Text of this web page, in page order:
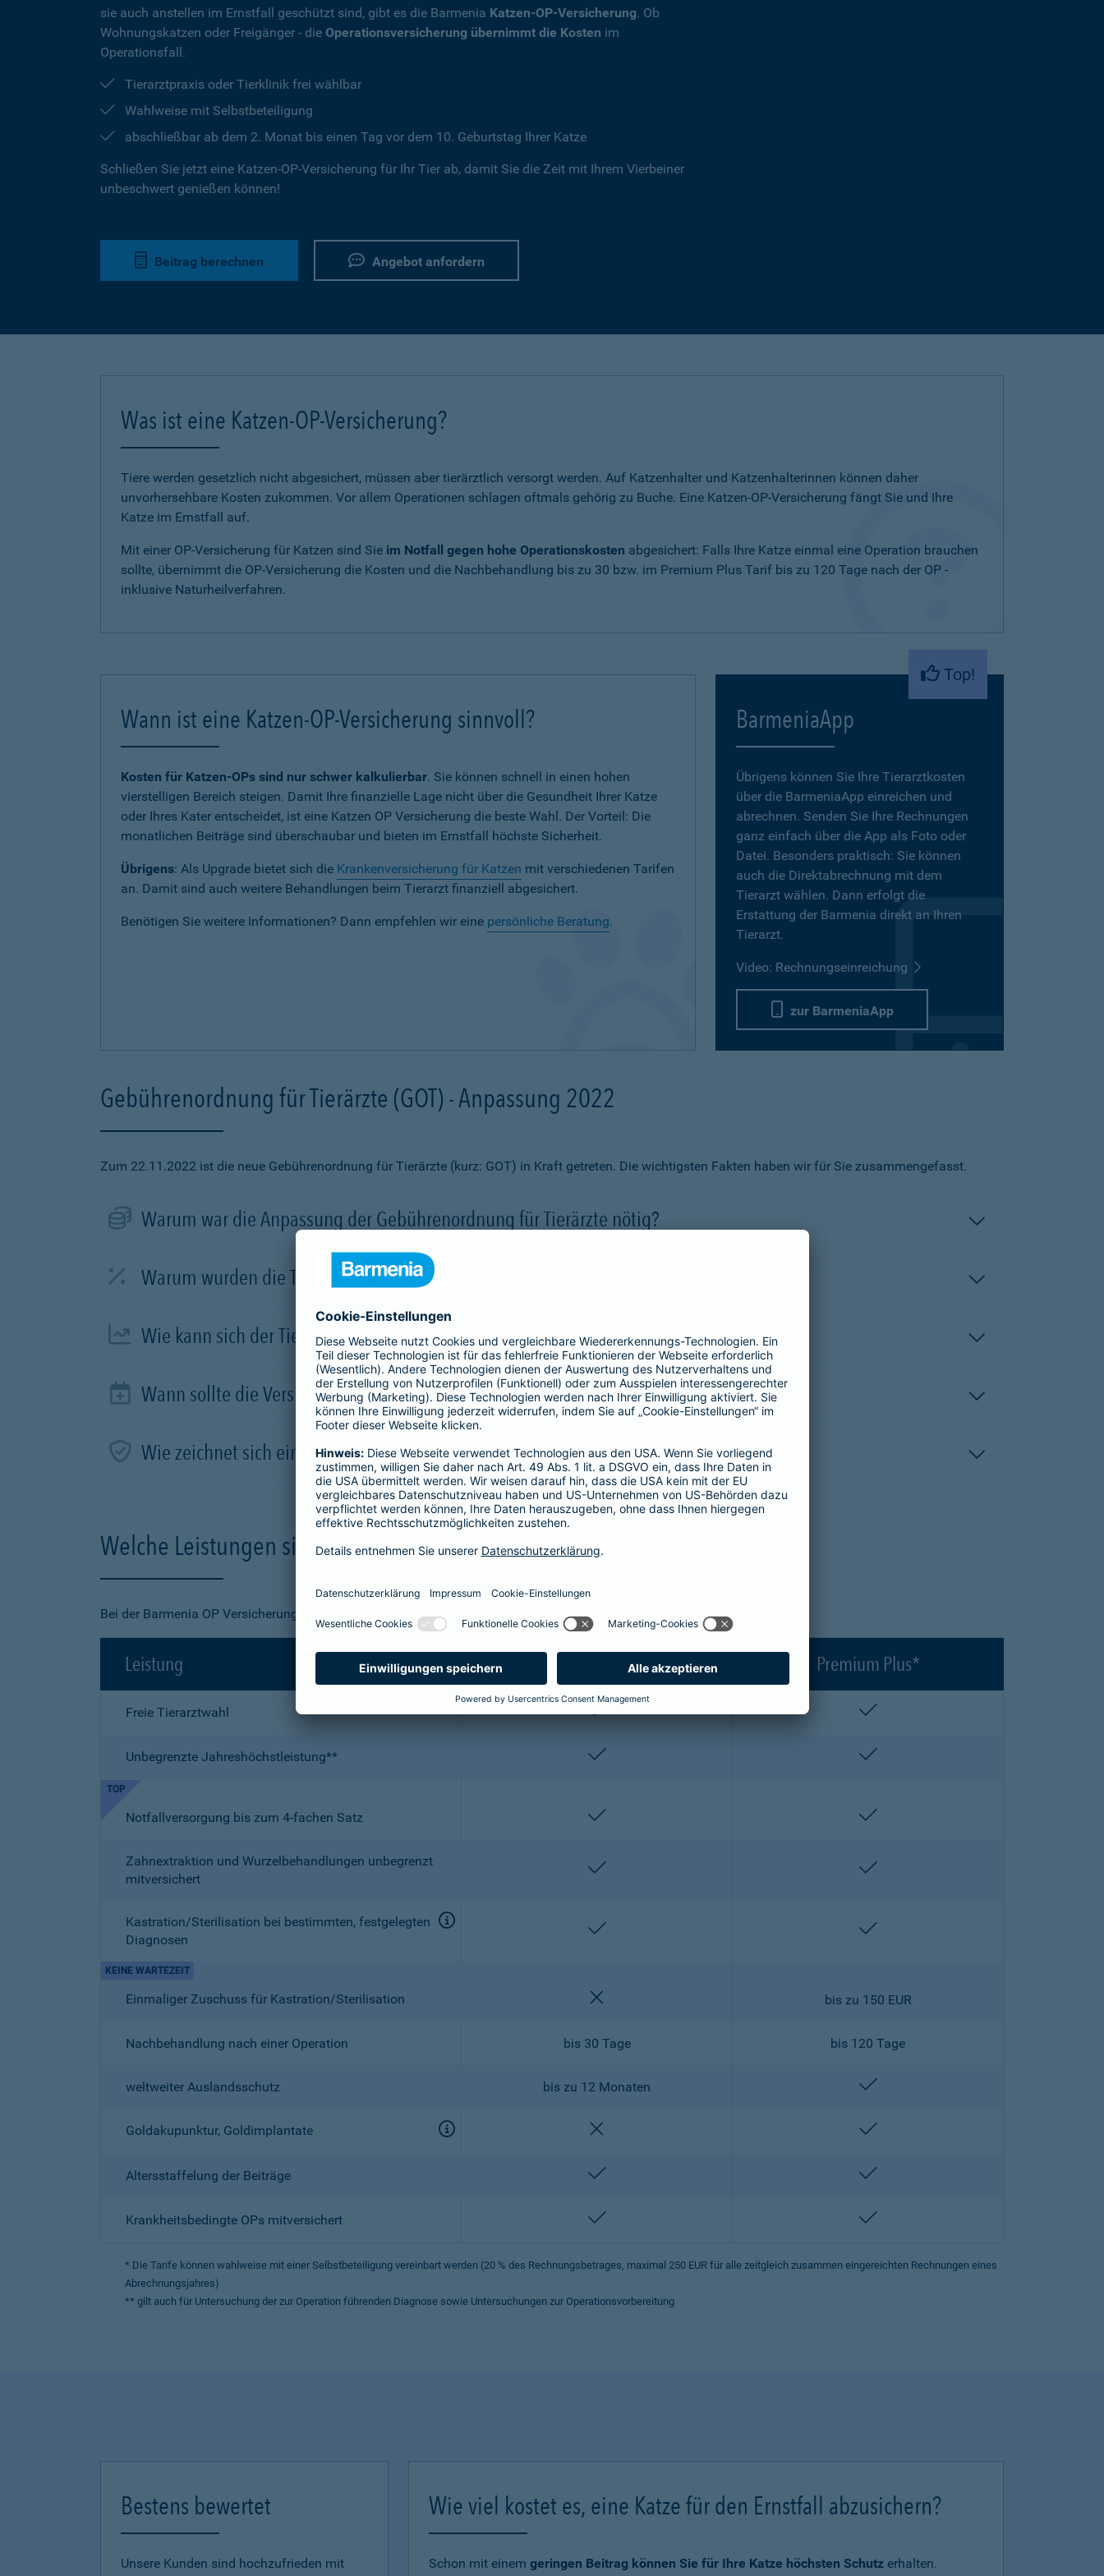
sie auch anstellen im Ernstfall geschützt sind, gibt es die Barmenia Katzen-OP-Versicherung. Ob
Wohnungskatzen oder Freigänger - die Operationsversicherung übernimmt die Kosten im
Operationsfall.
Tierarztpraxis oder Tierklinik frei wählbar
Wahlweise mit Selbstbeteiligung
abschließbar ab dem 2. Monat bis einen Tag vor dem 10. Geburtstag Ihrer Katze
Schließen Sie jetzt eine Katzen-OP-Versicherung für Ihr Tier ab, damit Sie die Zeit mit Ihrem Vierbeiner
unbeschwert genießen können!
Beitrag berechnen Angebot anfordern
Was ist eine Katzen-OP-Versicherung?
Tiere werden gesetzlich nicht abgesichert, müssen aber tierärztlich versorgt werden. Auf Katzenhalter und Katzenhalterinnen können daher
unvorhersehbare Kosten zukommen. Vor allem Operationen schlagen oftmals gehörig zu Buche. Eine Katzen-OP-Versicherung fängt Sie und Ihre
Katze im Ernstfall auf.
Mit einer OP-Versicherung für Katzen sind Sie im Notfall gegen hohe Operationskosten abgesichert: Falls Ihre Katze einmal eine Operation brauchen
sollte, übernimmt die OP-Versicherung die Kosten und die Nachbehandlung bis zu 30 bzw. im Premium Plus Tarif bis zu 120 Tage nach der OP -
inklusive Naturheilverfahren.
Wann ist eine Katzen-OP-Versicherung sinnvoll?
Kosten für Katzen-OPs sind nur schwer kalkulierbar. Sie können schnell in einen hohen
vierstelligen Bereich steigen. Damit Ihre finanzielle Lage nicht über die Gesundheit Ihrer Katze
oder Ihres Kater entscheidet, ist eine Katzen OP Versicherung die beste Wahl. Der Vorteil: Die
monatlichen Beiträge sind überschaubar und bieten im Ernstfall höchste Sicherheit.
Übrigens: Als Upgrade bietet sich die Krankenversicherung für Katzen mit verschiedenen Tarifen
an. Damit sind auch weitere Behandlungen beim Tierarzt finanziell abgesichert.
Benötigen Sie weitere Informationen? Dann empfehlen wir eine persönliche Beratung.
Top!
BarmeniaApp
Übrigens können Sie Ihre Tierarztkosten
über die BarmeniaApp einreichen und
abrechnen. Senden Sie Ihre Rechnungen
ganz einfach über die App als Foto oder
Datei. Besonders praktisch: Sie können
auch die Direktabrechnung mit dem
Tierarzt wählen. Dann erfolgt die
Erstattung der Barmenia direkt an Ihren
Tierarzt.
Video: Rechnungseinreichung
zur BarmeniaApp
Gebührenordnung für Tierärzte (GOT) - Anpassung 2022
Zum 22.11.2022 ist die neue Gebührenordnung für Tierärzte (kurz: GOT) in Kraft getreten. Die wichtigsten Fakten haben wir für Sie zusammengefasst.
Warum war die Anpassung der Gebührenordnung für Tierärzte nötig?
Warum wurden die Tierarztvergütungen erheblich angepasst?
Wie kann sich der Tierhalter vor steigenden Kosten schützen?
Wann sollte die Versicherung abgeschlossen werden?
Wie zeichnet sich ein guter Tarif aus?
Welche Leistungen sind in der OP-Versicherung für die Katze enthalten?
Bei der Barmenia OP Versicherung für Ihre Katze profitieren Sie von folgenden Leistungen:
Leistung Premium* Premium Plus*
Freie Tierarztwahl enthalten enthalten
Unbegrenzte Jahreshöchstleistung** enthalten enthalten
Notfallversorgung bis zum 4-fachen Satz
TOP
enthalten enthalten
Zahnextraktion und Wurzelbehandlungen unbegrenzt
mitversichert
enthalten enthalten
Kastration/Sterilisation bei bestimmten, festgelegten
Diagnosen
enthalten enthalten
Einmaliger Zuschuss für Kastration/Sterilisation
KEINE WARTEZEIT
bis zu 150 EUR
Nachbehandlung nach einer Operation bis 30 Tage bis 120 Tage
weltweiter Auslandsschutz bis zu 12 Monaten enthalten
Goldakupunktur, Goldimplantate enthalten
Altersstaffelung der Beiträge enthalten enthalten
Krankheitsbedingte OPs mitversichert enthalten enthalten
* Die Tarife können wahlweise mit einer Selbstbeteiligung vereinbart werden (20 % des Rechnungsbetrages, maximal 250 EUR für alle zeitgleich zusammen eingereichten Rechnungen eines
Abrechnungsjahres)
** gilt auch für Untersuchung der zur Operation führenden Diagnose sowie Untersuchungen zur Operationsvorbereitung
Bestens bewertet
Unsere Kunden sind hochzufrieden mit
Wie viel kostet es, eine Katze für den Ernstfall abzusichern?
Schon mit einem geringen Beitrag können Sie für Ihre Katze höchsten Schutzerhalten.